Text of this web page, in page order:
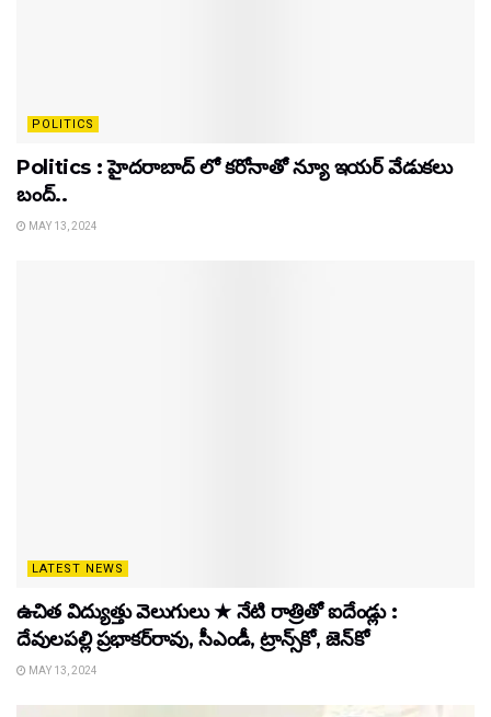
POLITICS
Politics : హైదరాబాద్ లో కరోనాతో న్యూ ఇయర్ వేడుకలు
బంద్..
MAY 13, 2024
LATEST NEWS
ఉచిత విద్యుత్తు వెలుగులు ★ నేటి రాత్రితో ఐదేండ్లు :
దేవులపల్లి ప్రభాకర్‌రావు, సీఎండీ, ట్రాన్స్‌కో, జెన్‌కో
MAY 13, 2024